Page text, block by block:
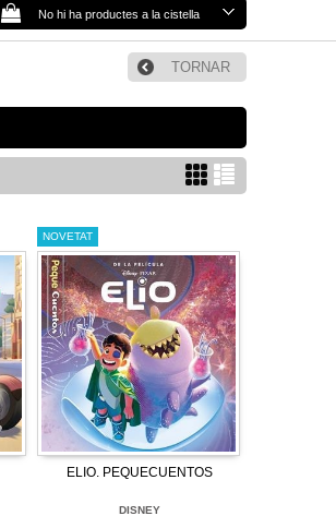
No hi ha productes a la cistella
TORNAR
NOVETAT
ELIO. PEQUECUENTOS
DISNEY